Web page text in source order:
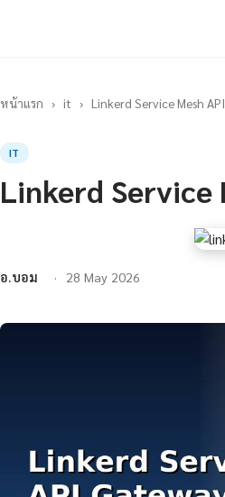
หน้าแรก › it › Linkerd Service Mesh
IT
Linkerd Service
อ.บอม 28 May 2026